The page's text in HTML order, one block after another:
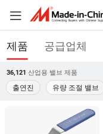
제품 공급업체
36,121 산업용 밸브 제품
출연진 유량 조절 밸브
Zhejiang Xinhong